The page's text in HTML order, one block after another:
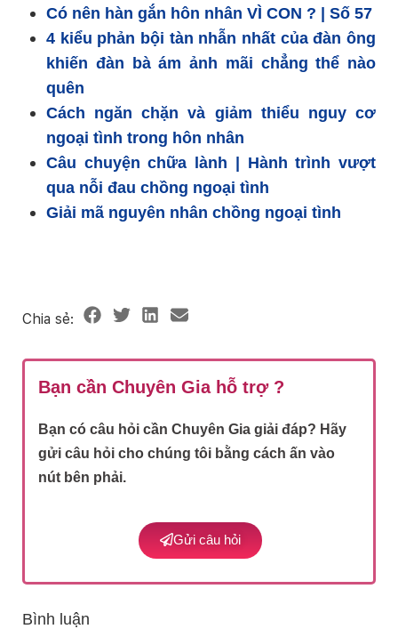
Có nên hàn gắn hôn nhân VÌ CON ? | Số 57
4 kiểu phản bội tàn nhẫn nhất của đàn ông
khiến đàn bà ám ảnh mãi chẳng thể nào
quên
Cách ngăn chặn và giảm thiểu nguy cơ
ngoại tình trong hôn nhân
Câu chuyện chữa lành | Hành trình vượt
qua nỗi đau chồng ngoại tình
Giải mã nguyên nhân chồng ngoại tình
Bạn cần Chuyên Gia hỗ trợ ?
Bạn có câu hỏi cần Chuyên Gia giải đáp? Hãy
gửi câu hỏi cho chúng tôi bằng cách ấn vào
nút bên phải.
Gửi câu hỏi
Bình luận